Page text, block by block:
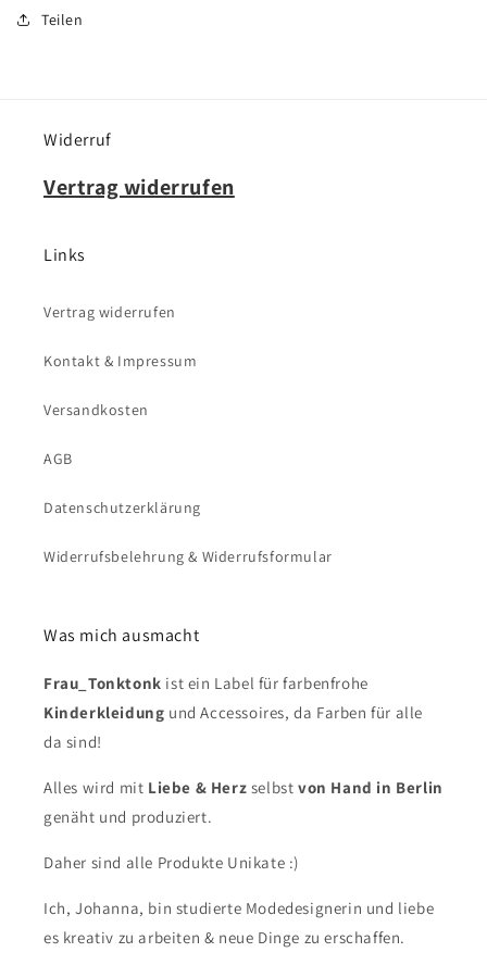
Teilen
Widerruf
Vertrag widerrufen
Links
Vertrag widerrufen
Kontakt & Impressum
Versandkosten
AGB
Datenschutzerklärung
Widerrufsbelehrung & Widerrufsformular
Was mich ausmacht
Frau_Tonktonk ist ein Label für farbenfrohe
Kinderkleidung und Accessoires, da Farben für alle
da sind!
Alles wird mit Liebe & Herz selbstvon Hand in Berlin
genäht und produziert.
Daher sind alle Produkte Unikate :)
Ich, Johanna, bin studierte Modedesignerin und liebe
es kreativ zu arbeiten & neue Dinge zu erschaffen.